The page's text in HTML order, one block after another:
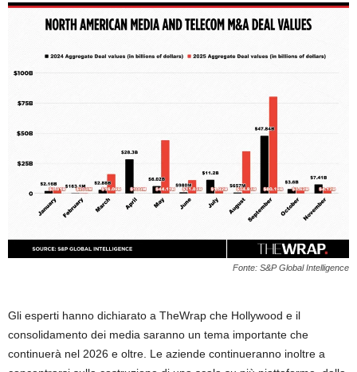
Fonte: S&P Global Intelligence
Gli esperti hanno dichiarato a TheWrap che Hollywood e il
consolidamento dei media saranno un tema importante che
continuerà nel 2026 e oltre. Le aziende continueranno inoltre a